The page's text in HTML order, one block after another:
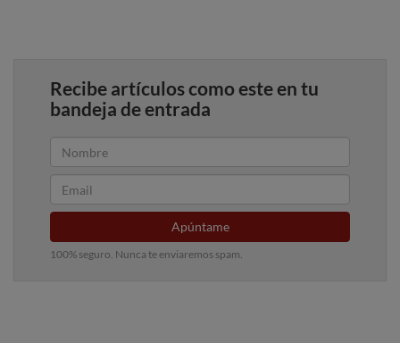
Recibe artículos como este en tu
bandeja de entrada
Apúntame
100% seguro. Nunca te enviaremos spam.